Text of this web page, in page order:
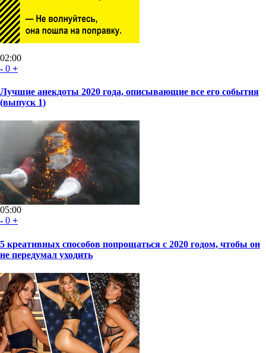
02:00
- 0 +
Лучшие анекдоты 2020 года, описывающие все его события
(выпуск 1)
05:00
- 0 +
5 креативных способов попрощаться с 2020 годом, чтобы он
не передумал уходить